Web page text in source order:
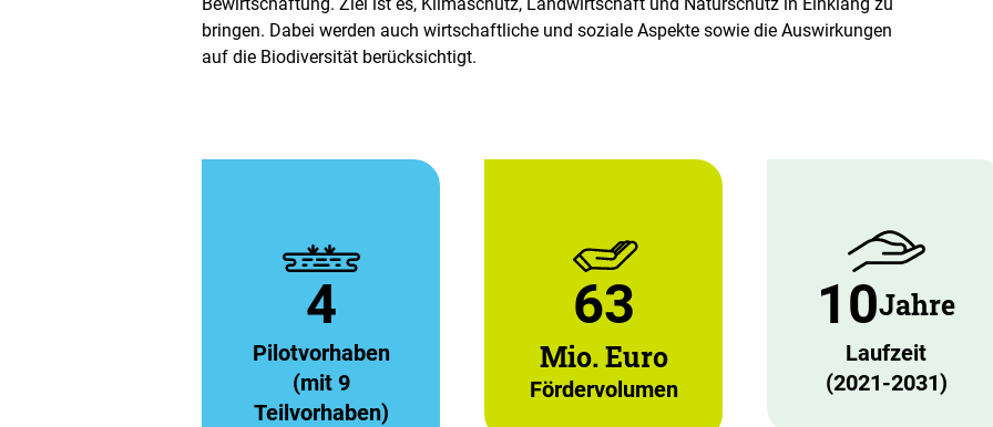
bringen. Dabei werden auch wirtschaftliche und soziale Aspekte sowie die Auswirkungen
auf die Biodiversität berücksichtigt.
4
Pilotvorhaben
(mit 9
Teilvorhaben)
63
Mio. Euro
Fördervolumen
10Jahre
Laufzeit
(2021-2031)